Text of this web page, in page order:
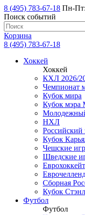
8 (495) 783-67-18 Пн-Пт:
Поиск событий
Корзина
8 (495) 783-67-18
Хоккей
Хоккей
КХЛ 2026/
Чемпионат
Кубок мира
Кубок мэра
НХЛ
Российский
Кубок
Чешские
Шведские
Сборная
Кубок
Футбол
Футбол